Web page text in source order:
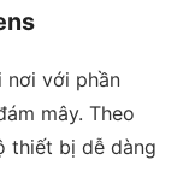
nơi với phần
mây. Theo
thiết bị dễ dàng